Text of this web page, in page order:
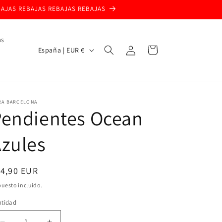
REBAJAS REBAJAS REBAJAS
/
r
e
g
i
ó
España | EUR €
sesión
Carrito
BARCELONA
Ocean
EUR
incluido.